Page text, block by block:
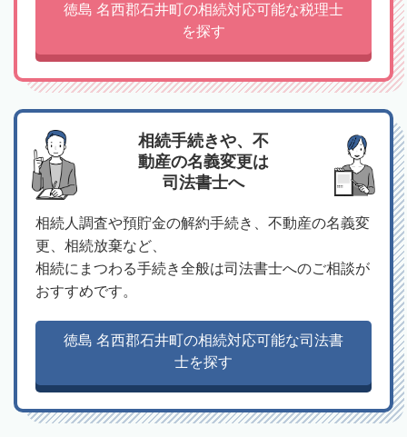
徳島 名西郡石井町の相続対応可能な税理士
を探す
相続手続きや、不
動産の名義変更は
司法書士へ
相続人調査や預貯金の解約手続き、不動産の名義変
更、相続放棄など、
相続にまつわる手続き全般は司法書士へのご相談が
おすすめです。
徳島 名西郡石井町の相続対応可能な司法書
士を探す